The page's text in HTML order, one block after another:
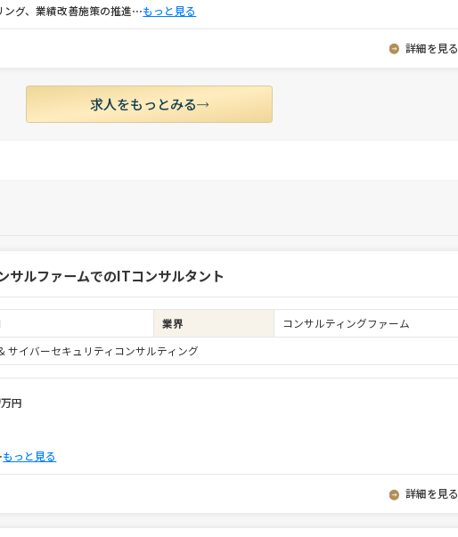
ング、業績改善施策の推進⋯もっと見る
詳細を見る
求人をもっとみる
サルファームでのITコンサルタント
業界
コンサルティングファーム
サイバーセキュリティコンサルティング
万円
もっと見る
詳細を見る